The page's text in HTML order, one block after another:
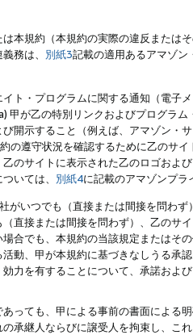
本規約（本規約の実際の違反または
務は、 別紙3記載の適用あるアマゾン
ト・プログラムに関する通知（電子
甲が乙の特別リンクおよびプログラ
開示すること（例えば、アマゾン・
の遵守状況を確認するために乙のサ
のサイトに表示された乙のロゴおよ
いては、 別紙4に記載のアマゾンプ
がいつでも（直接または間接を問わ
直接または間接を問わず）、乙のサ
合でも、本規約の当該規定またはそ
動、甲が本規約に基づきなしうる承
力を有することについて、承諾およ
っても、甲による事前の書面による
承継人ならびに譲受人を拘束し、こ